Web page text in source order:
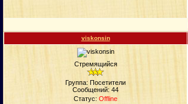
viskonsin
Стремящийся
Группа: Посетители
Сообщений: 44
Статус: Offline